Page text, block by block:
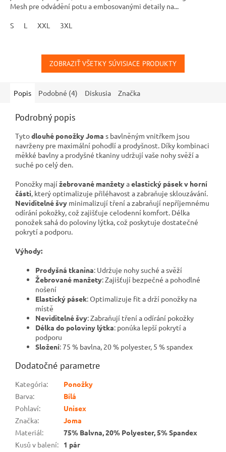
Mesh pre odvádění potu a embosovanými detaily na...
S L XXL 3XL
ZOBRAZIŤ VŠETKY SÚVISIACE PRODUKTY
Popis Podobné (4) Diskusia Značka
Podrobný popis
Tytodlouhé ponožky Joma s bavlněným vnitřkem jsou
navrženy pre maximální pohodlí a prodyšnost. Díky kombinaci
měkké bavlny a prodyšné tkaniny udržují vaše nohy svěží a
suché po celý den.
Ponožky mají žebrované manžetyaelastický pásek v horní
části, který optimalizuje přiléhavost a zabraňuje sklouzávání.
Neviditelné švy minimalizují tření a zabraňují nepříjemnému
odírání pokožky, což zajišťuje celodenní komfort. Délka
ponožek sahá do poloviny lýtka, což poskytuje dostatečné
pokrytí a podporu.
Výhody:
Prodyšná tkanina: Udržuje nohy suché a svěží
Žebrované manžety: Zajišťují bezpečné a pohodlné
nošení
Elastický pásek: Optimalizuje fit a drží ponožky na
místě
Neviditelné švy: Zabraňují tření a odírání pokožky
Délka do poloviny lýtka: ponúka lepší pokrytí a
podporu
Složení: 75 % bavlna, 20 % polyester, 5 % spandex
Dodatočné parametre
Kategória:
Ponožky
Barva:
Bílá
Pohlaví:
Unisex
Značka:
Joma
Materiál:
75% Balvna, 20% Polyester, 5% Spandex
Kusů v balení: 1 pár